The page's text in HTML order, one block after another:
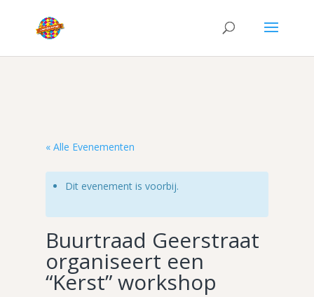
« Alle Evenementen
Dit evenement is voorbij.
Buurtraad Geerstraat
organiseert een
“Kerst” workshop